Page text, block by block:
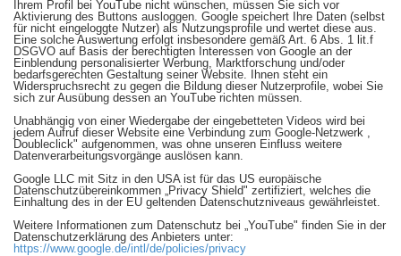
Ihrem Profil bei YouTube nicht wünschen, müssen Sie sich vor
Aktivierung des Buttons ausloggen. Google speichert Ihre Daten (selbst
für nicht eingeloggte Nutzer) als Nutzungsprofile und wertet diese aus.
Eine solche Auswertung erfolgt insbesondere gemäß Art. 6 Abs. 1 lit.f
DSGVO auf Basis der berechtigten Interessen von Google an der
Einblendung personalisierter Werbung, Marktforschung und/oder
bedarfsgerechten Gestaltung seiner Website. Ihnen steht ein
Widerspruchsrecht zu gegen die Bildung dieser Nutzerprofile, wobei Sie
sich zur Ausübung dessen an YouTube richten müssen.
Unabhängig von einer Wiedergabe der eingebetteten Videos wird bei
jedem Aufruf dieser Website eine Verbindung zum Google-Netzwerk ,
Doubleclick" aufgenommen, was ohne unseren Einfluss weitere
Datenverarbeitungsvorgänge auslösen kann.
Google LLC mit Sitz in den USA ist für das US europäische
Datenschutzübereinkommen „Privacy Shield" zertifiziert, welches die
Einhaltung des in der EU geltenden Datenschutzniveaus gewährleistet.
Weitere Informationen zum Datenschutz bei „YouTube" finden Sie in der
Datenschutzerklärung des Anbieters unter:
https://www.google.de/intl/de/policies/privacy